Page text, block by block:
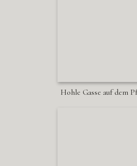
Hohle Gasse auf dem